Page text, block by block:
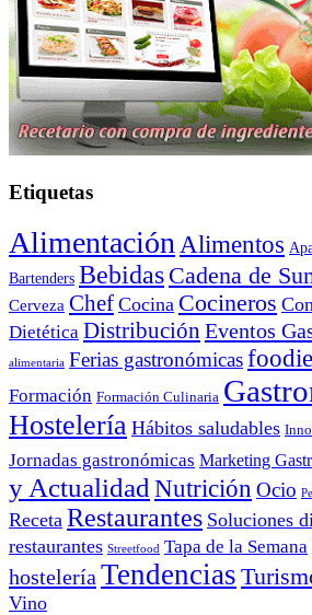
Etiquetas
Alimentación Alimentos
Bartenders Bebidas Cadena de
Cerveza Chef Cocina Cocineros
Dietética Distribución Eventos
alimentaria Ferias gastronómicasfoodie
Formación Formación Culinaria
Hostelería Hábitos saludables
Jornadas gastronómicas Marketing
y Actualidad Nutrición Ocio
Receta Restaurantes Soluciones
restaurantes Streetfood Tapa de la Semana
hostelería Tendencias
Vino